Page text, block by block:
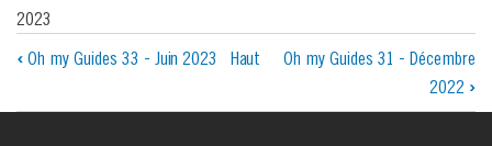
2023
Liens
‹Oh my Guides 33 - Juin 2023 Haut
Oh my Guides 31 - Décembre
2022 ›